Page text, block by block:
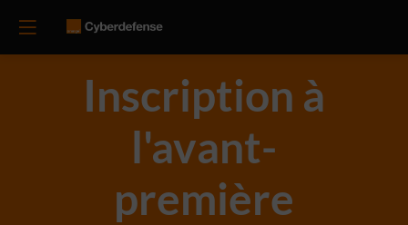
Inscription à
l'avant-
première